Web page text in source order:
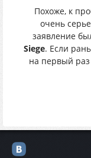
Похоже, к
очень
заявление
Siege. Если
на первый